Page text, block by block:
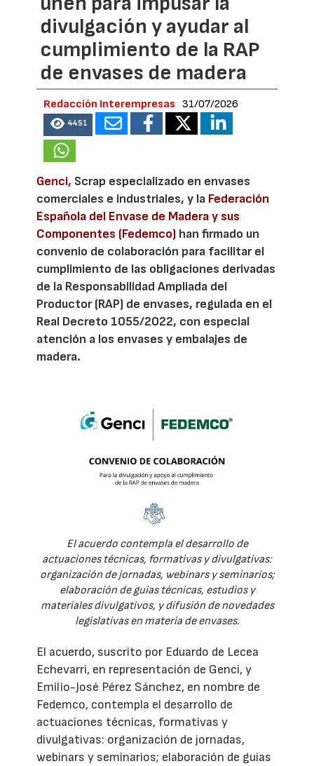
divulgación y ayudar al
cumplimiento de la RAP
de envases de madera
Redacción Interempresas 31/07/2026
4451
Genci, Scrap especializado en envases
comerciales e industriales, y la Federación
Española del Envase de Madera y sus
Componentes (Fedemco) han firmado un
convenio de colaboración para facilitar el
cumplimiento de las obligaciones derivadas
de la Responsabilidad Ampliada del
Productor (RAP) de envases, regulada en el
Real Decreto 1055/2022, con especial
atención a los envases y embalajes de
madera.
El acuerdo contempla el desarrollo de
actuaciones técnicas, formativas y divulgativas:
organización de jornadas, webinars y seminarios;
elaboración de guías técnicas, estudios y
materiales divulgativos, y difusión de novedades
legislativas en materia de envases.
El acuerdo, suscrito por Eduardo de Lecea
Echevarri, en representación de Genci, y
Emilio-José Pérez Sánchez, en nombre de
Fedemco, contempla el desarrollo de
actuaciones técnicas, formativas y
divulgativas: organización de jornadas,
webinars y seminarios; elaboración de guías